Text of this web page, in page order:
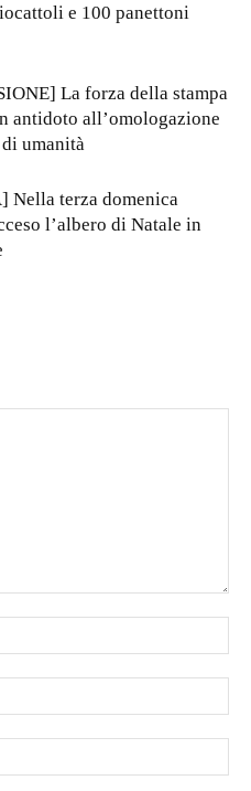
e 100 panettoni
La forza della stampa
antidoto all’omologazione
umanità
Nella terza domenica
l’albero di Natale in